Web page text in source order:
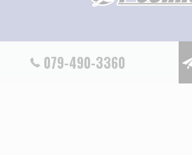
079-490-3360
© 2026 兵庫の人材紹介なら株式会社Y-connect